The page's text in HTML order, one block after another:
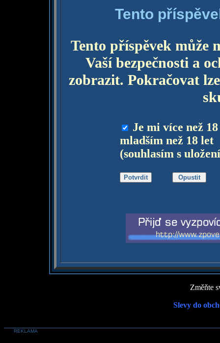
Tento
Tento příspěvek může
Vaší bezpečnosti a
zobrazit. Pokračovat
Je mi více než
mladším než 18 let
(souhlasím s
Změňte
Slevy do
REKLAMA